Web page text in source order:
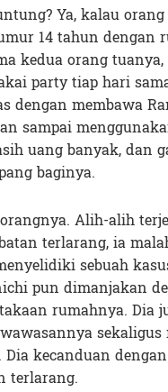
Ya, kalau
14 tahun dengan
kedua orang
party tiap hari
dengan membawa
sampai
uang banyak, dan
baginya.
Alih-alih
terlarang, ia
sebuah
pun dimanjakan
rumahnya.
kecanduan
terlarang.